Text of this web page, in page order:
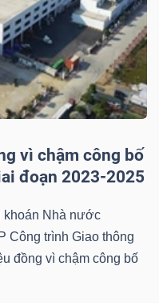
vì chậm công bố
đoạn 2023-2025
khoán Nhà nước
Công trình Giao thông
đồng vì chậm công bố